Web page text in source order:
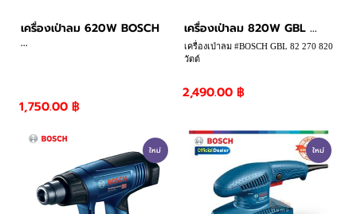
เครื่องเป่าลม 620W BOSCH
...
1,750.00 ฿
เครื่องเป่าลม 820W GBL ...
เครื่องเป่าลม #BOSCH GBL 82 270 820
วัตต์
2,490.00 ฿
ใหม่ ใหม่